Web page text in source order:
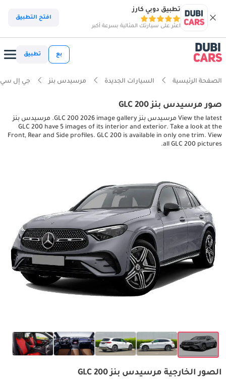
تطبيق دوبي كارز
اعثر على سيارتك المثالية بسرعة أكبر
افتح التطبيق
بع تطبيق
الصفحة الرئيسية السيارات الجديدة مرسيدس بنز جي إل سي
صور مرسيدس بنز GLC 200
View the latest مرسيدس بنز GLC 200 2026 image gallery. مرسيدس بنز
GLC 200 have 5 images of its interior and exterior. Take a look at the
Front, Rear and Side profiles. GLC 200 is available in only one trim. View
all GLC 200 pictures.
الصور الخارجية مرسيدس بنز GLC 200